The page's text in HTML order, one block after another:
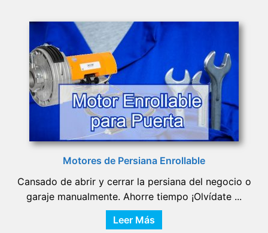
Motores de Persiana Enrollable
Cansado de abrir y cerrar la persiana del negocio o
garaje manualmente. Ahorre tiempo ¡Olvídate ...
Leer Más